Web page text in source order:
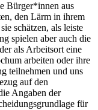
Bürger*innen aus
den Lärm in ihrem
schätzen, als leiste
spielen aber auch die
als Arbeitsort eine
arbeiten oder ihre
teilnehmen und uns
auf den
Angaben der
für